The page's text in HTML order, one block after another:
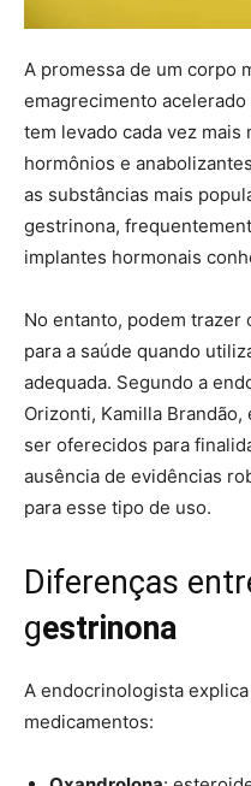
A promessa de um corpo
emagrecimento
tem levado cada vez
hormônios e
as substâncias mais
gestrinona,
implantes hormonais
No entanto, podem
para a saúde quando
adequada. Segundo a
Orizonti, Kamilla
ser oferecidos para
ausência de evidências
para esse tipo de uso.
Diferenças
gestrinona
A endocrinologista
medicamentos: